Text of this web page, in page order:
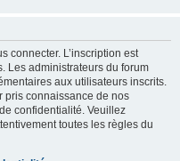
connecter. L’inscription est
Les administrateurs du forum
aux utilisateurs inscrits.
pris connaissance de nos
confidentialité. Veuillez
toutes les règles du